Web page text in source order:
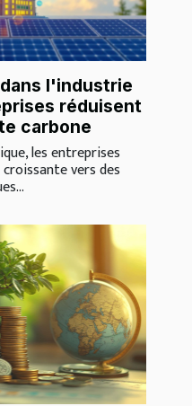
l'industrie
réduisent
carbone
les entreprises
vers des